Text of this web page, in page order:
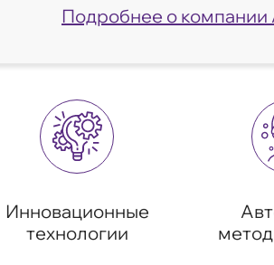
Подробнее о компании
Инновационные
технологии